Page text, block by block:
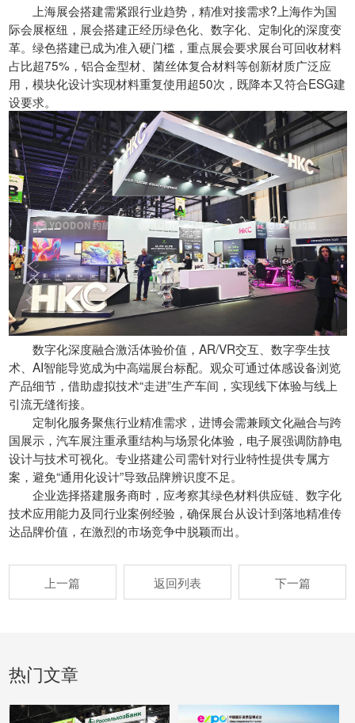
上海展会搭建需紧跟行业趋势，精准对接需求?上海作为国
际会展枢纽，展会搭建正经历绿色化、数字化、定制化的深度变
革。绿色搭建已成为准入硬门槛，重点展会要求展台可回收材料
占比超75%，铝合金型材、菌丝体复合材料等创新材质广泛应
用，模块化设计实现材料重复使用超50次，既降本又符合ESG建
设要求。
数字化深度融合激活体验价值，AR/VR交互、数字孪生技
术、AI智能导览成为中高端展台标配。观众可通过体感设备浏览
产品细节，借助虚拟技术“走进”生产车间，实现线下体验与线上
引流无缝衔接。
定制化服务聚焦行业精准需求，进博会需兼顾文化融合与跨
国展示，汽车展注重承重结构与场景化体验，电子展强调防静电
设计与技术可视化。专业搭建公司需针对行业特性提供专属方
案，避免“通用化设计”导致品牌辨识度不足。
企业选择搭建服务商时，应考察其绿色材料供应链、数字化
技术应用能力及同行业案例经验，确保展台从设计到落地精准传
达品牌价值，在激烈的市场竞争中脱颖而出。
上一篇 返回列表 下一篇
热门文章